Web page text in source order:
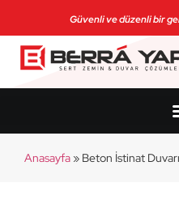
Güvenli ve düzenli bir
Anasayfa » Beton İstinat